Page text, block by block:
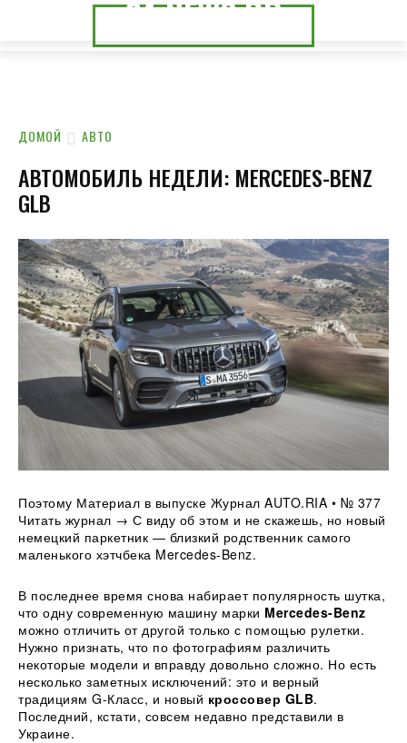
24.NEWS.CK
24.NEWS.DP
ДОМОЙ АВТО
АВТОМОБИЛЬ НЕДЕЛИ: MERCEDES-BENZ
GLB
Поэтому Материал в выпуске Журнал AUTO.RIA • № 377
Читать журнал → С виду об этом и не скажешь, но новый
немецкий паркетник — близкий родственник самого
маленького хэтчбека Mercedes-Benz.
В последнее время снова набирает популярность шутка,
что одну современную машину марки Mercedes-Benz
можно отличить от другой только с помощью рулетки.
Нужно признать, что по фотографиям различить
некоторые модели и вправду довольно сложно. Но есть
несколько заметных исключений: это и верный
традициям G-Класс, и новый кроссовер GLB.
Последний, кстати, совсем недавно представили в
Украине.